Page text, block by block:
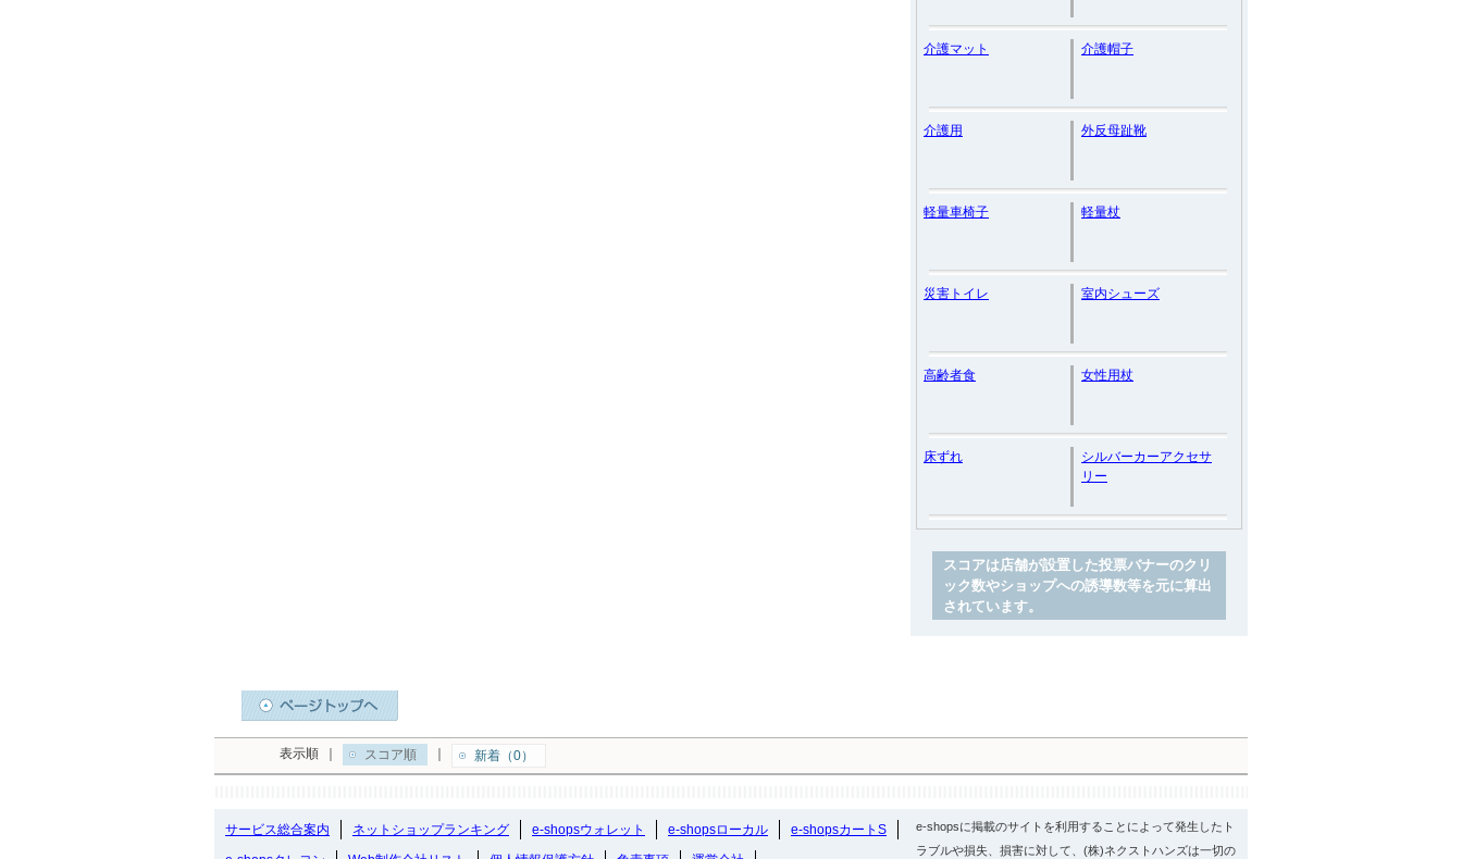
介護マット 介護帽子
介護用 外反母趾靴
軽量車椅子 軽量杖
災害トイレ 室内シューズ
高齢者食 女性用杖
床ずれ
シルバーカーアクセサ
リー
スコアは店舗が設置した投票バナーのクリ
ック数やショップへの誘導数等を元に算出
されています。
表示順 スコア順 新着（0）
サービス総合案内 ネットショップランキング e-shopsウォレット e-shopsローカル
e-shopsカートS
e-shopsに掲載のサイトを利用することによって発生したト
ラブルや損失、損害に対して、(株)ネクストハンズは一切の